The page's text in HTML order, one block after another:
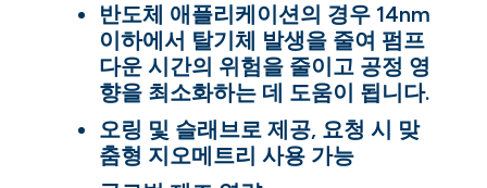
반도체 애플리케이션의 경우 14nm
이하에서 탈기체 발생을 줄여 펌프
다운 시간의 위험을 줄이고 공정 영
향을 최소화하는 데 도움이 됩니다.
오링 및 슬래브로 제공, 요청 시 맞
춤형 지오메트리 사용 가능